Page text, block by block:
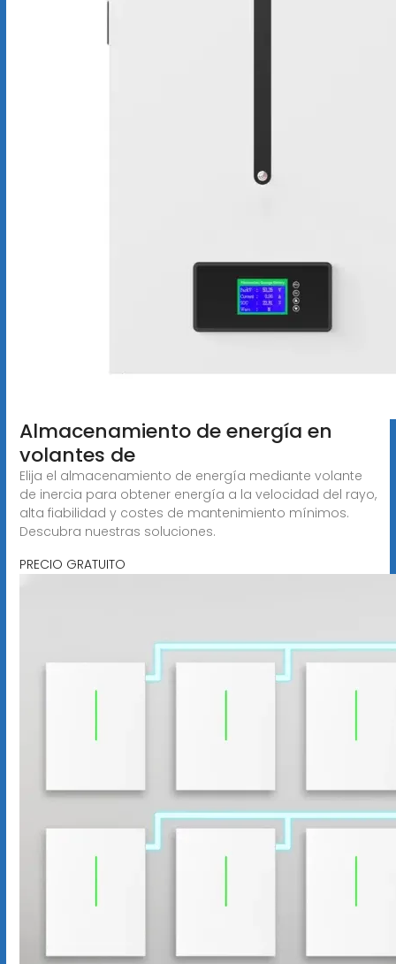
Almacenamiento de energía en
volantes de
Elija el almacenamiento de energía mediante volante
de inercia para obtener energía a la velocidad del rayo,
alta fiabilidad y costes de mantenimiento mínimos.
Descubra nuestras soluciones.
PRECIO GRATUITO